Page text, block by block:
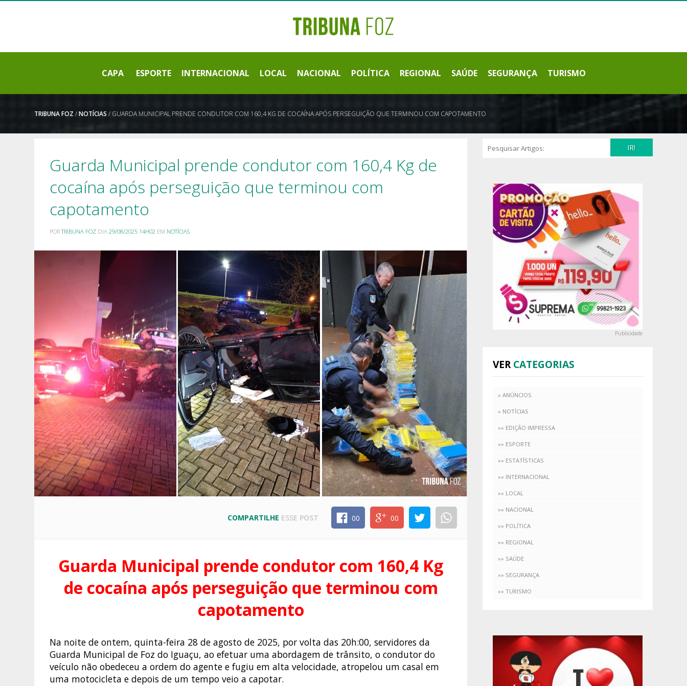
CAPA ESPORTE INTERNACIONAL LOCAL NACIONAL POLÍTICA REGIONAL SAÚDE SEGURANÇA TURISMO
TRIBUNA FOZ /NOTÍCIAS / GUARDA MUNICIPAL PRENDE CONDUTOR COM 160,4 KG DE COCAÍNA APÓS PERSEGUIÇÃO QUE TERMINOU COM CAPOTAMENTO
Guarda Municipal prende condutor com 160,4 Kg de
cocaína após perseguição que terminou com
capotamento
PORTRIBUNA FOZ DIA29/08/2025 14H02 EM NOTÍCIAS
COMPARTILHE ESSE POST 00 00
Guarda Municipal prende condutor com 160,4 Kg
de cocaína após perseguição que terminou com
capotamento
Na noite de ontem, quinta-feira 28 de agosto de 2025, por volta das 20h:00, servidores da
Guarda Municipal de Foz do Iguaçu, ao efetuar uma abordagem de trânsito, o condutor do
veículo não obedeceu a ordem do agente e fugiu em alta velocidade, atropelou um casal em
uma motocicleta e depois de um tempo veio a capotar.
IR!
Publicidade
VERCATEGORIAS
» ANÚNCIOS
» NOTÍCIAS
»» EDIÇÃO IMPRESSA
»» ESPORTE
»» ESTATÍSTICAS
»» INTERNACIONAL
»» LOCAL
»» NACIONAL
»» POLÍTICA
»» REGIONAL
»» SAÚDE
»» SEGURANÇA
»» TURISMO